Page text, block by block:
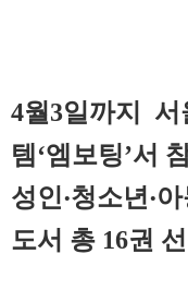
4월3일까지
템‘엠보팅’서
성인‧청소년‧
도서 총 16권